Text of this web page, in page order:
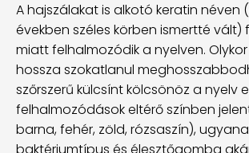
A hajszálakat is alkotó keratin néven
években széles körben ismertté vált)
miatt felhalmozódik a nyelven.
hossza szokatlanul
szőrszerű külcsínt kölcsönöz a nyelv
felhalmozódások eltérő színben
barna, fehér, zöld, rózsaszín),